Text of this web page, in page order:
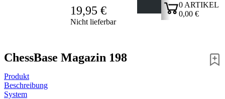
0 ARTIKEL
0,00 €
19,95 €
Nicht lieferbar
ChessBase Magazin 198
Produkt
Beschreibung
System